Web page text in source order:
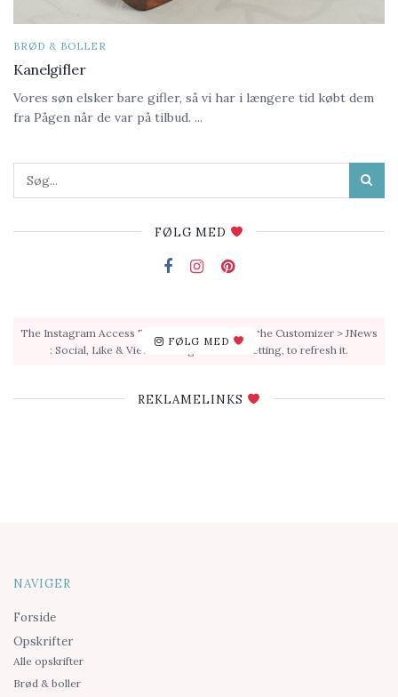
BRØD & BOLLER
Kanelgifler
Vores søn elsker bare gifler, så vi har i længere tid købt dem
fra Pågen når de var på tilbud. ...
FØLG MED
FØLG MED
The Instagram Access Token is expired, Go to the Customizer > JNews
: Social, Like & View > Instagram Feed Setting, to refresh it.
REKLAMELINKS
NAVIGER
Forside
Opskrifter
Alle opskrifter
Brød & boller